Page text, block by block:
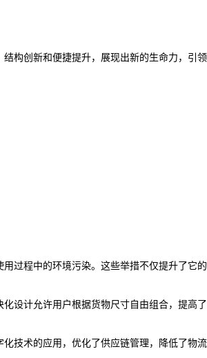
构创新和便捷提升，展现出新的生命力，引领
过程中的环境污染。这些举措不仅提升了它的
设计允许用户根据货物尺寸自由组合，提高了
技术的应用，优化了供应链管理，降低了物流